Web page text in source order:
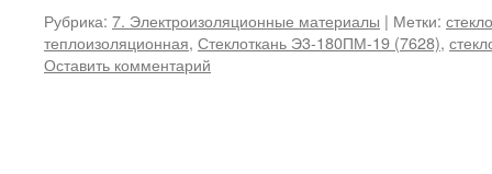
Рубрика: 7. Электроизоляционные материалы | Метки:
теплоизоляционная, Стеклоткань Э3-180ПМ-19 (7628),
Оставить комментарий